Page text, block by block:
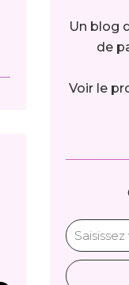
Un blog
de
Voir le